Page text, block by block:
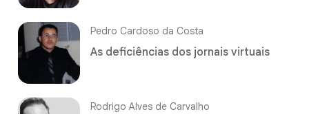
Pedro Cardoso da Costa
As deficiências dos jornais virtuais
Rodrigo Alves de Carvalho